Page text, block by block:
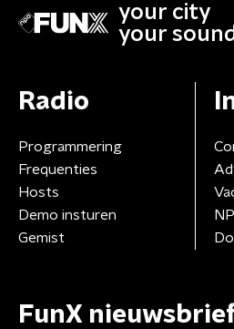
your city
your sound
Radio
Programmering
Frequenties
Hosts
Demo insturen
Gemist
FunX